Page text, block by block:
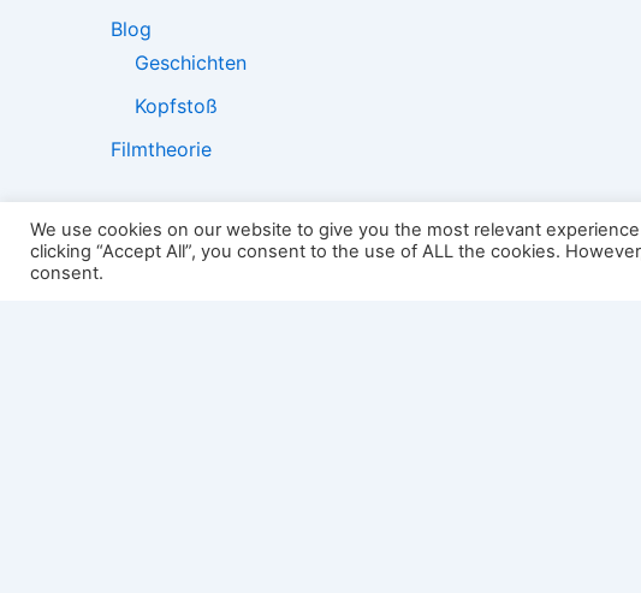
Blog
Geschichten
Kopfstoß
Filmtheorie
2501:
We use cookies on our website to give you the most relevant
clicking “Accept All”, you consent to the use of ALL the cookies.
consent.